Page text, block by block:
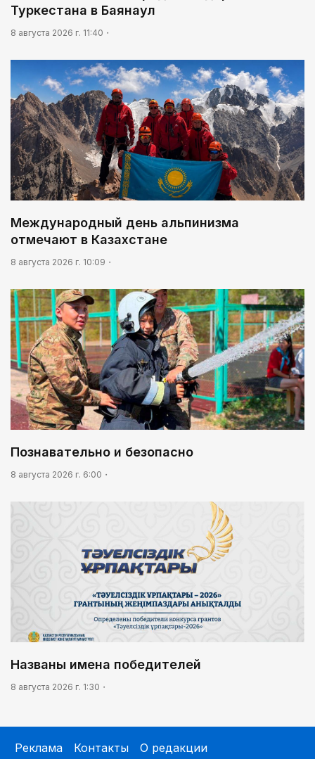
Мой Абай
Туркестана в Баянаул
8 августа 2026 г. 11:40
Международный день альпинизма
отмечают в Казахстане
8 августа 2026 г. 10:09
Познавательно и безопасно
8 августа 2026 г. 6:00
Названы имена победителей
8 августа 2026 г. 1:30
Реклама Контакты
О редакции